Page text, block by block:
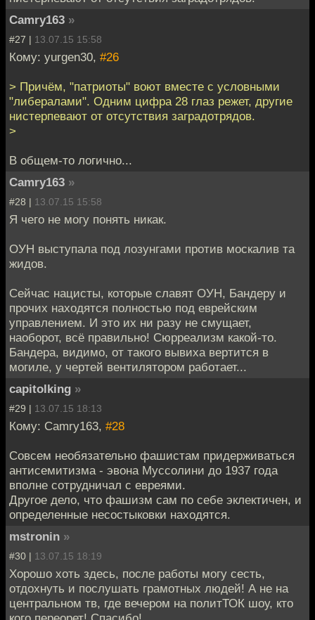
Camry163 »
#27 | 13.07.15 15:58
Кому: yurgen30, #26
> Причём, "патриоты" воют вместе с условными
"либералами". Одним цифра 28 глаз режет, другие
нистерпевают от отсутствия заградотрядов.
>
В общем-то логично...
Camry163 »
#28 | 13.07.15 15:58
Я чего не могу понять никак.
ОУН выступала под лозунгами против москалив та
жидов.
Сейчас нацисты, которые славят ОУН, Бандеру и
прочих находятся полностью под еврейским
управлением. И это их ни разу не смущает,
наоборот, всё правильно! Сюрреализм какой-то.
Бандера, видимо, от такого вывиха вертится в
могиле, у чертей вентилятором работает...
capitolking »
#29 | 13.07.15 18:13
Кому: Camry163, #28
Совсем необязательно фашистам придерживаться
антисемитизма - эвона Муссолини до 1937 года
вполне сотрудничал с евреями.
Другое дело, что фашизм сам по себе эклектичен, и
определенные несостыковки находятся.
mstronin »
#30 | 13.07.15 18:19
Хорошо хоть здесь, после работы могу сесть,
отдохнуть и послушать грамотных людей! А не на
центральном тв, где вечером на политТОК шоу, кто